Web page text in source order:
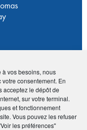
vos besoins, nous
consentement. En
acceptez le dépôt de
sur votre terminal.
et fonctionnement
Vous pouvez les refuser
les préférences"
/5 0votes